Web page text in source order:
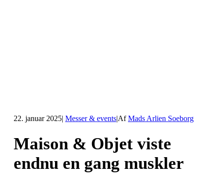
22. januar 2025| Messer & events|AfMads Arlien Soeborg
Maison & Objet viste
endnu en gang muskler